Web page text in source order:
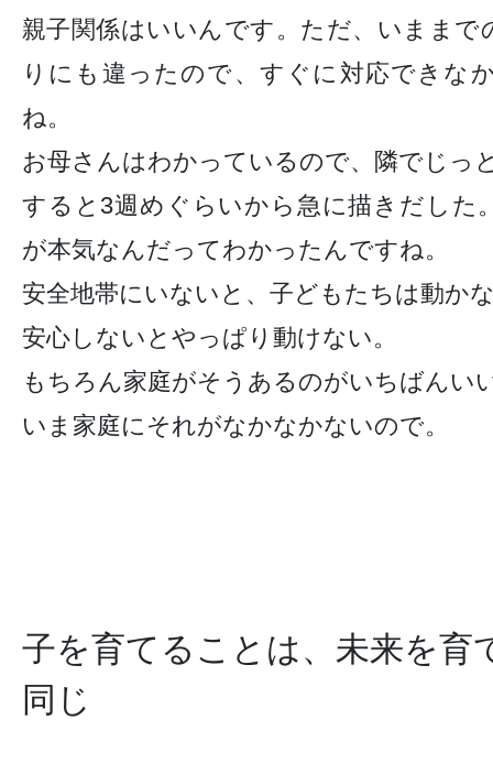
親子関係はいいんです。ただ、いままで
りにも違ったので、すぐに対応できな
ね。
お母さんはわかっているので、隣でじっ
すると3週めぐらいから急に描きだした
が本気なんだってわかったんですね。
安全地帯にいないと、子どもたちは動か
安心しないとやっぱり動けない。
もちろん家庭がそうあるのがいちばんい
いま家庭にそれがなかなかないので。
子を育てることは、未来を育
同じ